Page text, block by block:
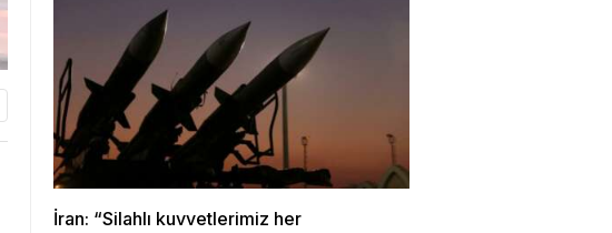
İran: “Silahlı kuvvetlerimiz her